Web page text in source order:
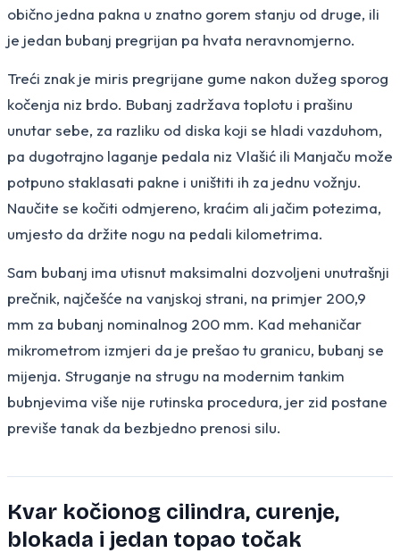
obično jedna pakna u znatno gorem stanju od druge, ili
je jedan bubanj pregrijan pa hvata neravnomjerno.
Treći znak je miris pregrijane gume nakon dužeg sporog
kočenja niz brdo. Bubanj zadržava toplotu i prašinu
unutar sebe, za razliku od diska koji se hladi vazduhom,
pa dugotrajno laganje pedala niz Vlašić ili Manjaču može
potpuno staklasati pakne i uništiti ih za jednu vožnju.
Naučite se kočiti odmjereno, kraćim ali jačim potezima,
umjesto da držite nogu na pedali kilometrima.
Sam bubanj ima utisnut maksimalni dozvoljeni unutrašnji
prečnik, najčešće na vanjskoj strani, na primjer 200,9
mm za bubanj nominalnog 200 mm. Kad mehaničar
mikrometrom izmjeri da je prešao tu granicu, bubanj se
mijenja. Struganje na strugu na modernim tankim
bubnjevima više nije rutinska procedura, jer zid postane
previše tanak da bezbjedno prenosi silu.
Kvar kočionog cilindra, curenje,
blokada i jedan topao točak